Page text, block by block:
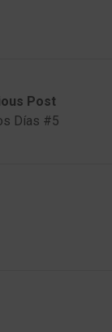
Post
Días #5